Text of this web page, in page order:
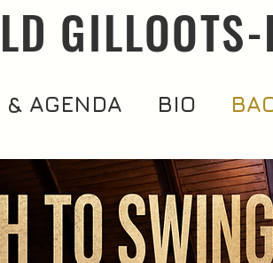
AGENDA BIO